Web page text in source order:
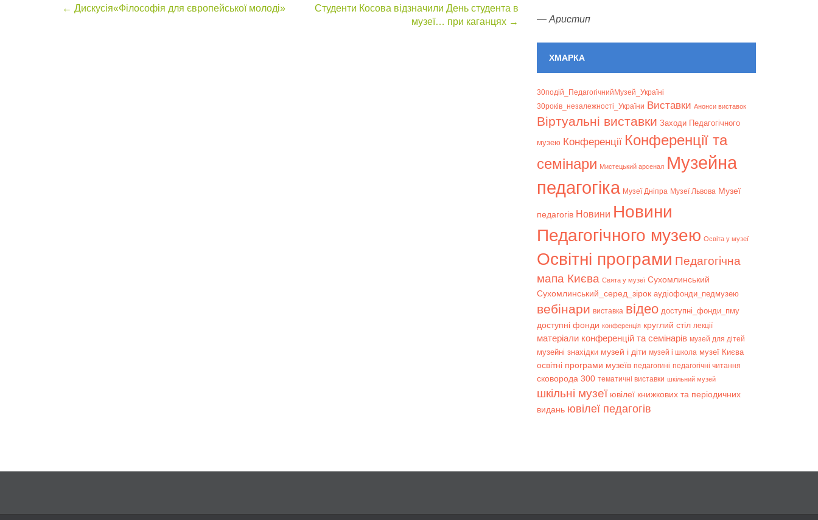
Post
← Дискусія«Філософія для європейської молоді»
Студенти Косова відзначили День студента в
музеї… при каганцях → — Аристип
ХМАРКА
30подій_ПедагогічнийМузей_Україні
30років_незалежності_України Bиставки Анонси виставок
Віртуальні виставки Заходи Педагогічного
музею Конференції Конференції та
семінари Мистецький арсенал Музейна
педагогіка Музеї Дніпра Музеї Львова Музеї
педагогів Новини Новини
Педагогічного музею Освіта у музеї
Освітні програми Педагогічна
мапа Києва Свята у музеї Сухомлинський
Сухомлинський_серед_зірок аудіофонди_педмузею
вебінари виставка відео доступні_фонди_пму
доступні фонди конференція круглий стіл лекції
матеріали конференцій та семінарів музей для дітей
музейні знахідки музей і діти музей і школа музеї Києва
освітні програми музеїв педагогині педагогічні читання
сковорода 300 тематичні виставки шкільний музей
шкільні музеї ювілеї книжкових та періодичних
видань ювілеї педагогів